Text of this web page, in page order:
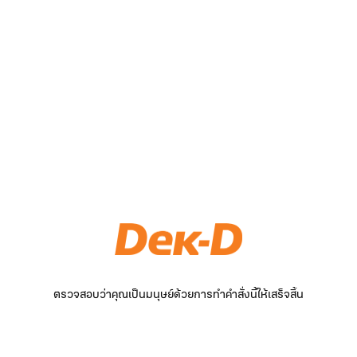
ตรวจสอบว่าคุณเป็นมนุษย์ด้วยการทำคำสั่งนี้ให้เสร็จสิ้น